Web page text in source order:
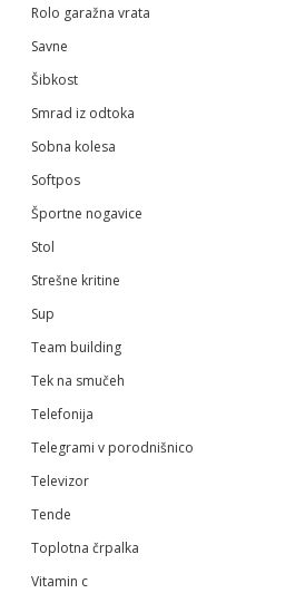
Rolo garažna vrata
Savne
Šibkost
Smrad iz odtoka
Sobna kolesa
Softpos
Športne nogavice
Stol
Strešne kritine
Sup
Team building
Tek na smučeh
Telefonija
Telegrami v porodnišnico
Televizor
Tende
Toplotna črpalka
Vitamin c